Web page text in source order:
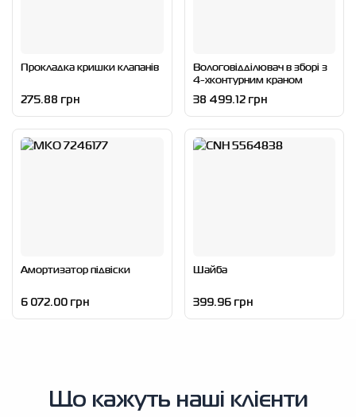
Прокладка кришки клапанів
275.88 грн
Вологовідділювач в зборі з
4-хконтурним краном
38 499.12 грн
Амортизатор підвіски
6 072.00 грн
Шайба
399.96 грн
Що кажуть наші клієнти